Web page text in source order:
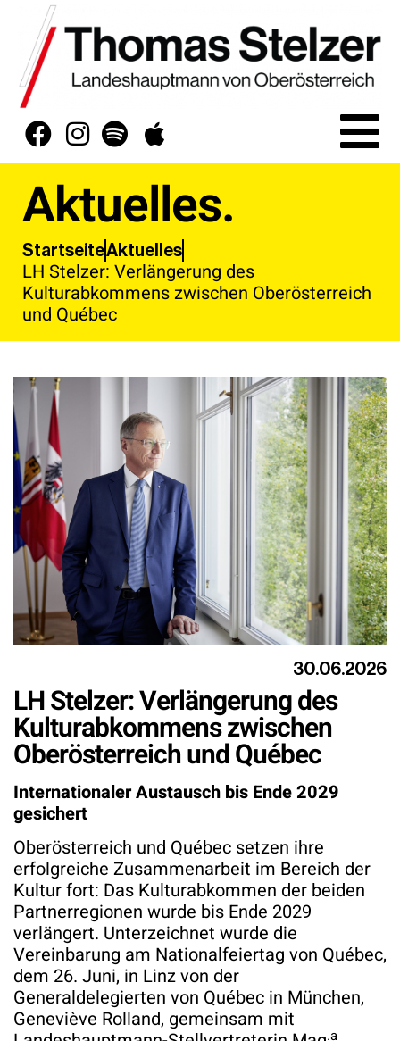
Aktuelles.
StartseiteAktuelles
LH Stelzer: Verlängerung des
Kulturabkommens zwischen Oberösterreich
und Québec
30.06.2026
LH Stelzer: Verlängerung des
Kulturabkommens zwischen
Oberösterreich und Québec
Internationaler Austausch bis Ende 2029
gesichert
Oberösterreich und Québec setzen ihre
erfolgreiche Zusammenarbeit im Bereich der
Kultur fort: Das Kulturabkommen der beiden
Partnerregionen wurde bis Ende 2029
verlängert. Unterzeichnet wurde die
Vereinbarung am Nationalfeiertag von Québec,
dem 26. Juni, in Linz von der
Generaldelegierten von Québec in München,
Geneviève Rolland, gemeinsam mit
.a